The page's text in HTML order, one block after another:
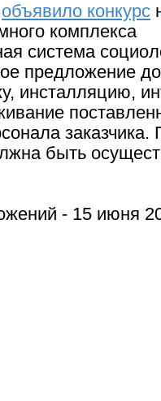
объявило конкурс
комплекса
система
предложение
инсталляцию,
заказчика.
быть
- 15 июня